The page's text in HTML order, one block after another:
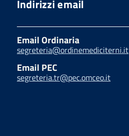
Indirizzi email
Email Ordinaria
segreteria@ordinemediciterni.it
Email PEC
segreteria.tr@pec.omceo.it